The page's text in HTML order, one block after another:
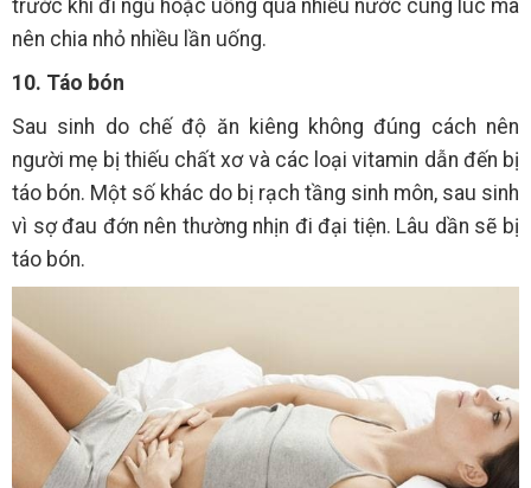
trước khi đi ngủ hoặc uống quá nhiều nước cùng lúc mà
nên chia nhỏ nhiều lần uống.
10. Táo bón
Sau sinh do chế độ ăn kiêng không đúng cách nên
người mẹ bị thiếu chất xơ và các loại vitamin dẫn đến bị
táo bón. Một số khác do bị rạch tầng sinh môn, sau sinh
vì sợ đau đớn nên thường nhịn đi đại tiện. Lâu dần sẽ bị
táo bón.